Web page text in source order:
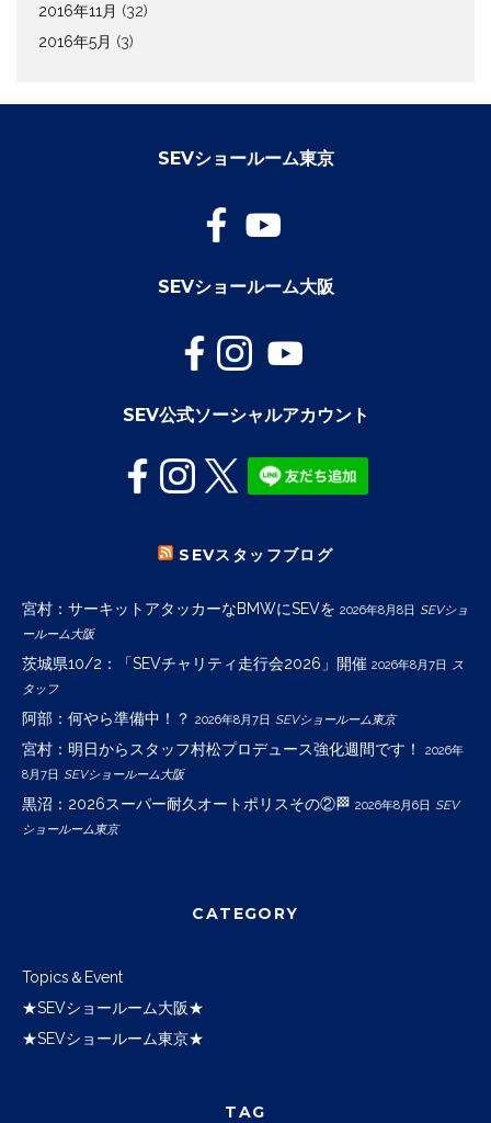
2016年11月 (32)
2016年5月 (3)
SEVショールーム東京
SEVショールーム大阪
SEV公式ソーシャルアカウント
SEVスタッフブログ
宮村：サーキットアタッカーなBMWにSEVを 2026年8月8日 SEVショ
ールーム大阪
茨城県10/2：「SEVチャリティ走行会2026」開催 2026年8月7日 ス
タッフ
阿部：何やら準備中！？ 2026年8月7日 SEVショールーム東京
宮村：明日からスタッフ村松プロデュース強化週間です！
2026年
8月7日 SEVショールーム大阪
黒沼：2026スーパー耐久オートポリスその②🏁 2026年8月6日 SEV
ショールーム東京
CATEGORY
Topics＆Event
★SEVショールーム大阪★
★SEVショールーム東京★
TAG